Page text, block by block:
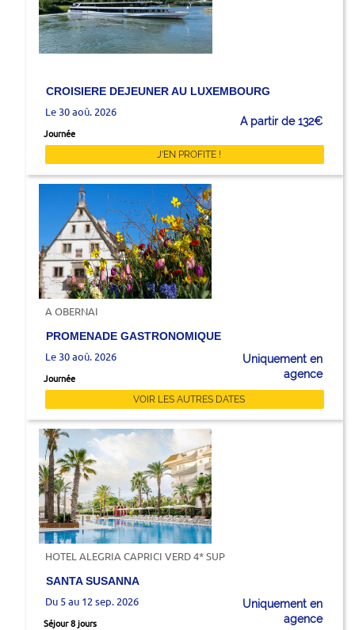
CROISIERE DEJEUNER AU LUXEMBOURG
Le 30 aoû. 2026
Journée
A partir de 132€
J'EN PROFITE !
A OBERNAI
PROMENADE GASTRONOMIQUE
Le 30 aoû. 2026
Journée
Uniquement en
agence
VOIR LES AUTRES DATES
HOTEL ALEGRIA CAPRICI VERD 4* SUP
SANTA SUSANNA
Du 5 au 12 sep. 2026
Séjour 8 jours
Uniquement en
agence